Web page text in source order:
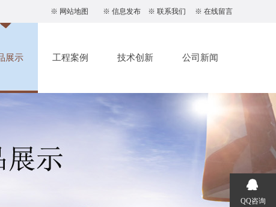
※ 网站地图 ※ 信息发布 ※ 联系我们 ※ 在线留言
展示 工程案例 技术创新 公司新闻
QQ咨询